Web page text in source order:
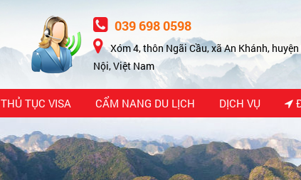
039 698 0598
Xóm 4, thôn Ngãi Cầu, xã An Khánh,
Nội, Việt Nam
THỦ TỤC VISA CẨM NANG DU LỊCH DỊCH VỤ